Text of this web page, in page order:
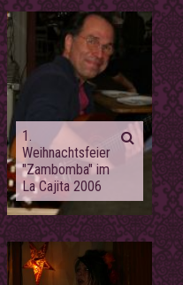
1.
Weihnachtsfeier
"Zambomba" im
La Cajita 2006